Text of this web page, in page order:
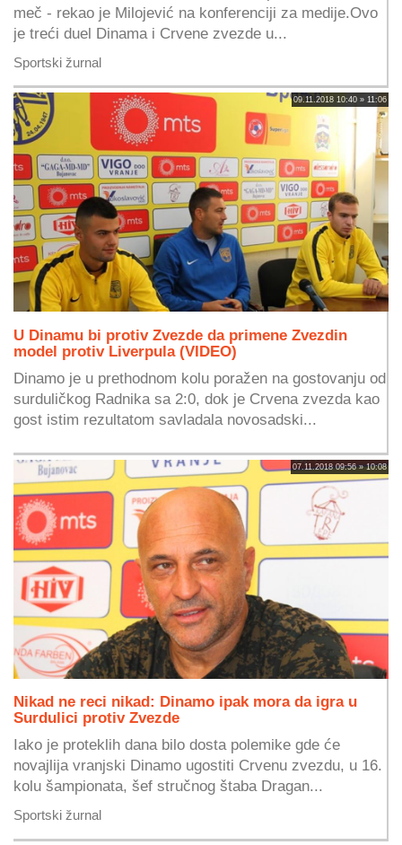
meč - rekao je Milojević na konferenciji za medije.Ovo
je treći duel Dinama i Crvene zvezde u...
Sportski žurnal
09.11.2018 10:40 » 11:06
U Dinamu bi protiv Zvezde da primene Zvezdin
model protiv Liverpula (VIDEO)
Dinamo je u prethodnom kolu poražen na gostovanju od
surduličkog Radnika sa 2:0, dok je Crvena zvezda kao
gost istim rezultatom savladala novosadski...
07.11.2018 09:56 » 10:08
Nikad ne reci nikad: Dinamo ipak mora da igra u
Surdulici protiv Zvezde
Iako je proteklih dana bilo dosta polemike gde će
novajlija vranjski Dinamo ugostiti Crvenu zvezdu, u 16.
kolu šampionata, šef stručnog štaba Dragan...
Sportski žurnal